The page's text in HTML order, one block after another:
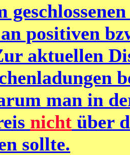
positiven
aktuellen
man in
nicht über
sollte.